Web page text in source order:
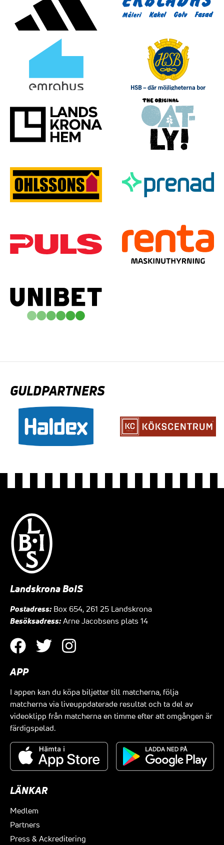
GULDPARTNERS
Landskrona BoIS
Postadress: Box 654, 261 25 Landskrona
Besöksadress: Arne Jacobsens plats 14
APP
I appen kan du köpa biljetter till matcherna, följa
matcherna via liveuppdaterade resultat och ta del av
videoklipp från matcherna en timme efter att omgången är
färdigspelad.
LÄNKAR
Medlem
Partners
Press & Ackreditering